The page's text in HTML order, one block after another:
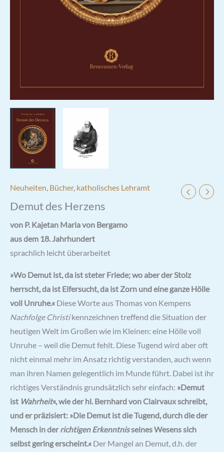
Neuheiten, Bücher, katholisches Lehramt
Demut des Herzens
von P. Kajetan Maria von Bergamo
aus dem 18. Jahrhundert
sprachlich leicht überarbeitet
»Wo Demut ist, da ist steter Friede; wo aber der Stolz
herrscht, da ist Eifersucht, da ist Zorn und eine ganze Hölle
voll Unruhe.« Diese Worte aus Thomas von Kempens
Nachfolge Christikennzeichnen treffend die Situation der
heutigen Welt im Großen wie im Kleinen: eine Hölle voll
Unruhe – weil die Demut fehlt. Diese Tugend wird aber oft
nicht einmal mehr im Ansatz richtig verstanden, auch wenn
man ihren Namen gelegentlich im Munde führt. Dabei ist ihr
richtiges Verständnis grundsätzlich sehr einfach: »Demut
ist Wahrheit«, wie der hl. Bernhard von Clairvaux schreibt,
und er präzisiert: »Die Demut ist die Tugend, durch die der
Mensch in derrichtigen Erkenntnisseines Wesens sich
selbst gering erscheint.« Der Mangel an Demut, d.h. der